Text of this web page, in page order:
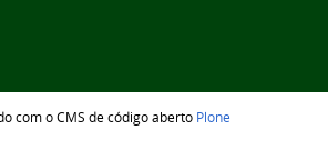
com o CMS de código aberto Plone